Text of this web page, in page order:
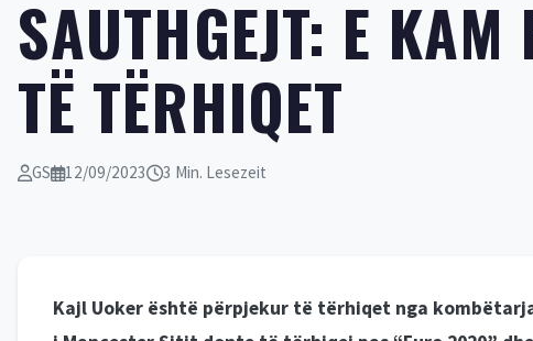
SAUTHGEJT: E KAM
TË TËRHIQET
GS 12/09/2023 3 Min. Lesezeit
Kajl Uoker është përpjekur të tërhiqet nga